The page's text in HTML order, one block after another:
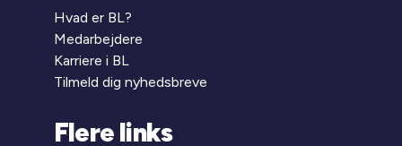
Hvad er BL?
Medarbejdere
Karriere i BL
Tilmeld dig nyhedsbreve
Flere links